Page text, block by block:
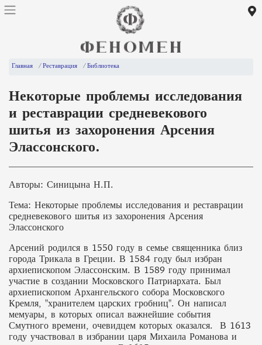
Главная Реставрация Библиотека
Некоторые проблемы исследования
и реставрации средневекового
шитья из захоронения Арсения
Элассонского.
Авторы: Синицына Н.П.
Тема: Некоторые проблемы исследования и реставрации
средневекового шитья из захоронения Арсения
Элассонского
Арсений родился в 1550 году в семье священника близ
города Трикала в Греции. В 1584 году был избран
архиепископом Элассонским. В 1589 году принимал
участие в создании Московского Патриархата. Был
архиепископом Архангельского собора Московского
Кремля, "хранителем царских гробниц". Он написал
мемуары, в которых описал важнейшие события
Смутного времени, очевидцем которых оказался. В 1613
году участвовал в избрании царя Михаила Романова и